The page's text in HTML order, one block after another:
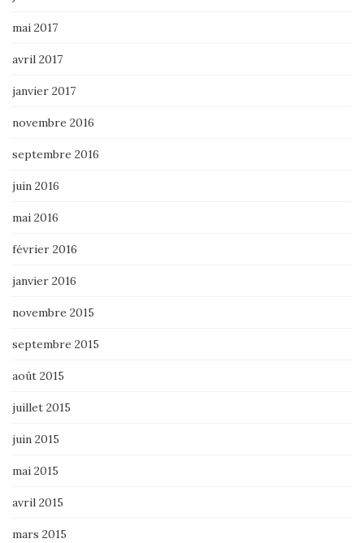
mai 2017
avril 2017
janvier 2017
novembre 2016
septembre 2016
juin 2016
mai 2016
février 2016
janvier 2016
novembre 2015
septembre 2015
août 2015
juillet 2015
juin 2015
mai 2015
avril 2015
mars 2015